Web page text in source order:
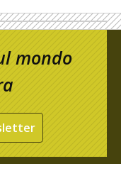
mondo